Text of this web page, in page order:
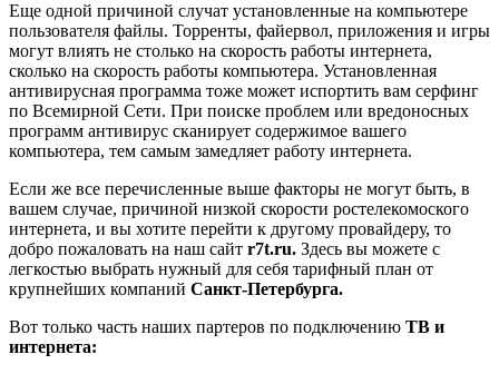
Еще одной причиной случат установленные на компьютере
пользователя файлы. Торренты, файервол, приложения и игры
могут влиять не столько на скорость работы интернета,
сколько на скорость работы компьютера. Установленная
антивирусная программа тоже может испортить вам серфинг
по Всемирной Сети. При поиске проблем или вредоносных
программ антивирус сканирует содержимое вашего
компьютера, тем самым замедляет работу интернета.
Если же все перечисленные выше факторы не могут быть, в
вашем случае, причиной низкой скорости ростелекомоского
интернета, и вы хотите перейти к другому провайдеру, то
добро пожаловать на наш сайт r7t.ru. Здесь вы можете с
легкостью выбрать нужный для себя тарифный план от
крупнейших компаний Санкт-Петербурга.
Вот только часть наших партеров по подключению ТВ и
интернета: